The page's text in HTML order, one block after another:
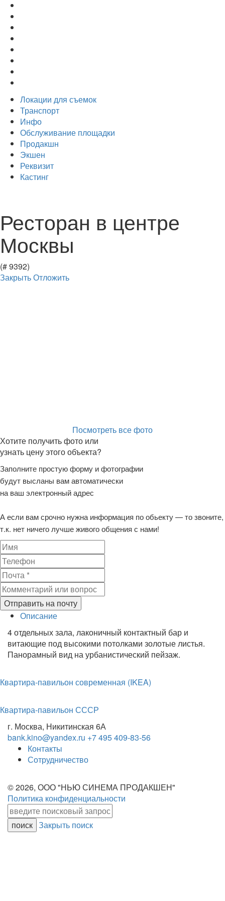
Локации для съемок
Транспорт
Инфо
Обслуживание площадки
Продакшн
Экшен
Реквизит
Кастинг
Ресторан в центре
Москвы
(# 9392)
ЗакрытьОтложить
Посмотреть все фото
Хотите получить фото или
узнать цену этого объекта?
Заполните простую форму и фотографии
будут высланы вам автоматически
на ваш электронный адрес
А если вам срочно нужна информация по обьекту — то звоните,
т.к. нет ничего лучше живого общения с нами!
Отправить на почту
Описание
4 отдельных зала, лаконичный контактный бар и
витающие под высокими потолками золотые листья.
Панорамный вид на урбанистический пейзаж.
Квартира-павильон современная (IKEA)
Квартира-павильон СССР
г. Москва, Никитинская 6А
bank.kino@yandex.ru +7 495 409-83-56
Контакты
Сотрудничество
© 2026, ООО "НЬЮ СИНЕМА ПРОДАКШЕН"
Политика конфиденциальности
Закрыть поиск